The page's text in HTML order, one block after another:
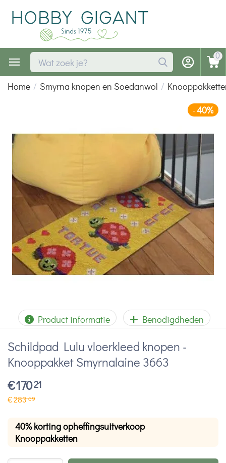
0
Home / Smyrna knopen en Soedanwol /
-40%
Product informatie Benodigdheden
Schildpad Lulu vloerkleed knopen -
Knooppakket Smyrnalaine 3663
€17021
€28369
40% korting opheffingsuitverkoop
Knooppakketten